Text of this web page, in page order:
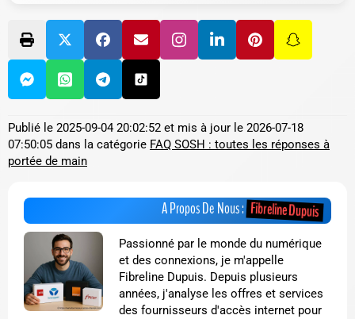
Publié le 2025-09-04 20:02:52 et mis à jour le 2026-07-18
07:50:05 dans la catégorie FAQ SOSH : toutes les réponses à
portée de main
A Propos De Nous :Fibreline Dupuis
Passionné par le monde du numérique
et des connexions, je m'appelle
Fibreline Dupuis. Depuis plusieurs
années, j'analyse les offres et services
des fournisseurs d'accès internet pour